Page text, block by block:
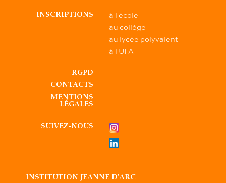
INSCRIPTIONS
à l'école
au collège
au lycée polyvalent
à l'UFA
RGPD
CONTACTS
MENTIONS
LÉGALES
SUIVEZ-NOUS
INSTITUTION JEANNE D'ARC